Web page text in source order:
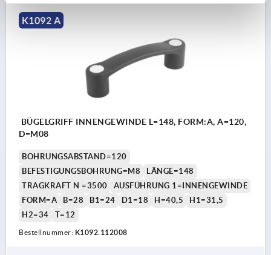
K1092 A
BÜGELGRIFF INNENGEWINDE L=148, FORM:A, A=120,
D=M08
BOHRUNGSABSTAND=120
BEFESTIGUNGSBOHRUNG=M8
LÄNGE=148
TRAGKRAFT N =3500
AUSFÜHRUNG 1=INNENGEWINDE
FORM=A
B=28 B1=24 D1=18 H=40,5
H1=31,5
H2=34
T=12
Bestellnummer: K1092.112008